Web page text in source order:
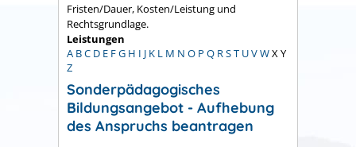
Fristen/Dauer, Kosten/Leistung und
Rechtsgrundlage.
Leistungen
A BC D E FG H I J K L M N O P Q RST UVWX Y
Z
Sonderpädagogisches
Bildungsangebot - Aufhebung
des Anspruchs beantragen